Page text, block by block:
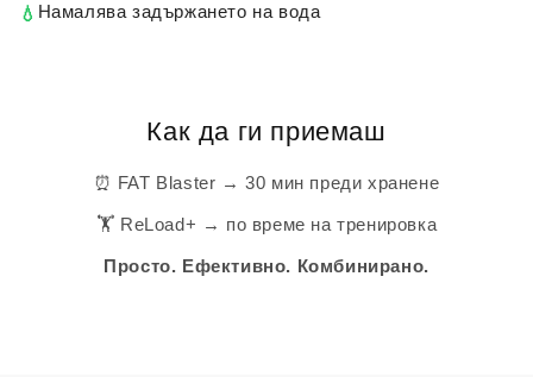
💧 Намалява задържането на вода
Как да ги приемаш
⏰ FAT Blaster → 30 мин преди хранене
🏋️ ReLoad+ → по време на тренировка
Просто. Ефективно. Комбинирано.